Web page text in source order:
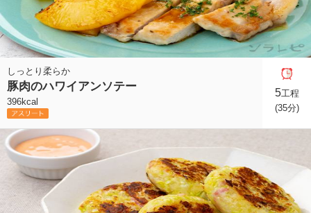
しっとり柔らか
豚肉のハワイアンソテー
396kcal
5工程
(35分)